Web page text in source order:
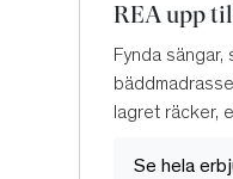
REA upp
Fynda sängar,
lagret räcker,
Se hela